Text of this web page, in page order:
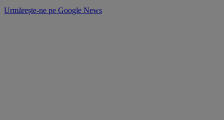
Urmărește-ne pe Google News